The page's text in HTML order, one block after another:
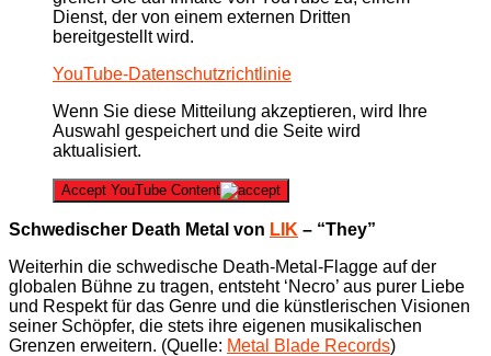
Dienst, der von einem externen Dritten
bereitgestellt wird.
YouTube-Datenschutzrichtlinie
Wenn Sie diese Mitteilung akzeptieren, wird Ihre
Auswahl gespeichert und die Seite wird
aktualisiert.
Accept YouTube Content
Schwedischer Death Metal von LIK – “They”
Weiterhin die schwedische Death-Metal-Flagge auf der
globalen Bühne zu tragen, entsteht ‘Necro’ aus purer Liebe
und Respekt für das Genre und die künstlerischen Visionen
seiner Schöpfer, die stets ihre eigenen musikalischen
Grenzen erweitern. (Quelle: Metal Blade Records)